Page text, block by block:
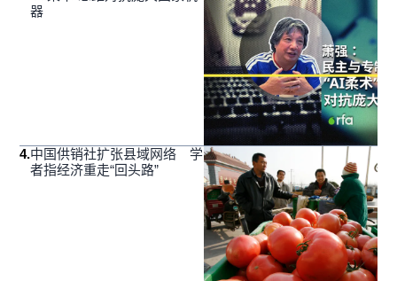
器
4.中国供销社扩张县域网络 学
者指经济重走“回头路”